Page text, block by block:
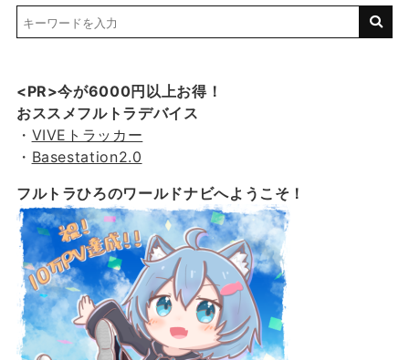
<PR>今が6000円以上お得！
おススメフルトラデバイス
・ VIVEトラッカー
・ Basestation2.0
フルトラひろのワールドナビへようこそ！